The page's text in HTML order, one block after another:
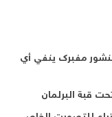
مفبرك ينفي أي
قبة البرلمان